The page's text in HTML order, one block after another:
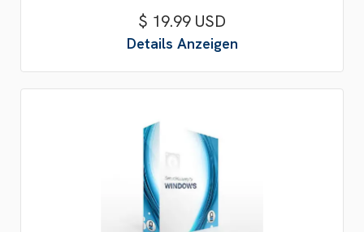
$ 19.99 USD
Details Anzeigen